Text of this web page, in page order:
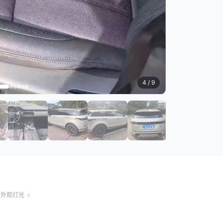
4 / 9
外观灯光 4